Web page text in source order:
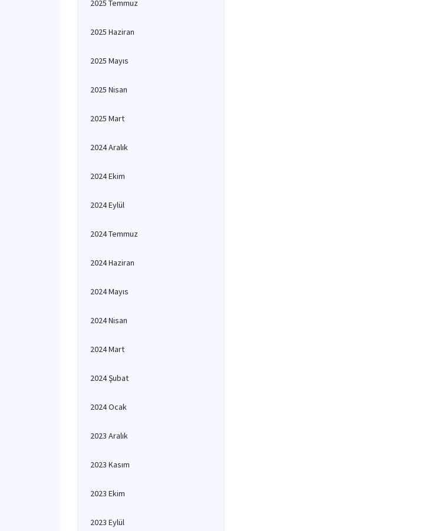
2025 Temmuz
2025 Haziran
2025 Mayıs
2025 Nisan
2025 Mart
2024 Aralık
2024 Ekim
2024 Eylül
2024 Temmuz
2024 Haziran
2024 Mayıs
2024 Nisan
2024 Mart
2024 Şubat
2024 Ocak
2023 Aralık
2023 Kasım
2023 Ekim
2023 Eylül